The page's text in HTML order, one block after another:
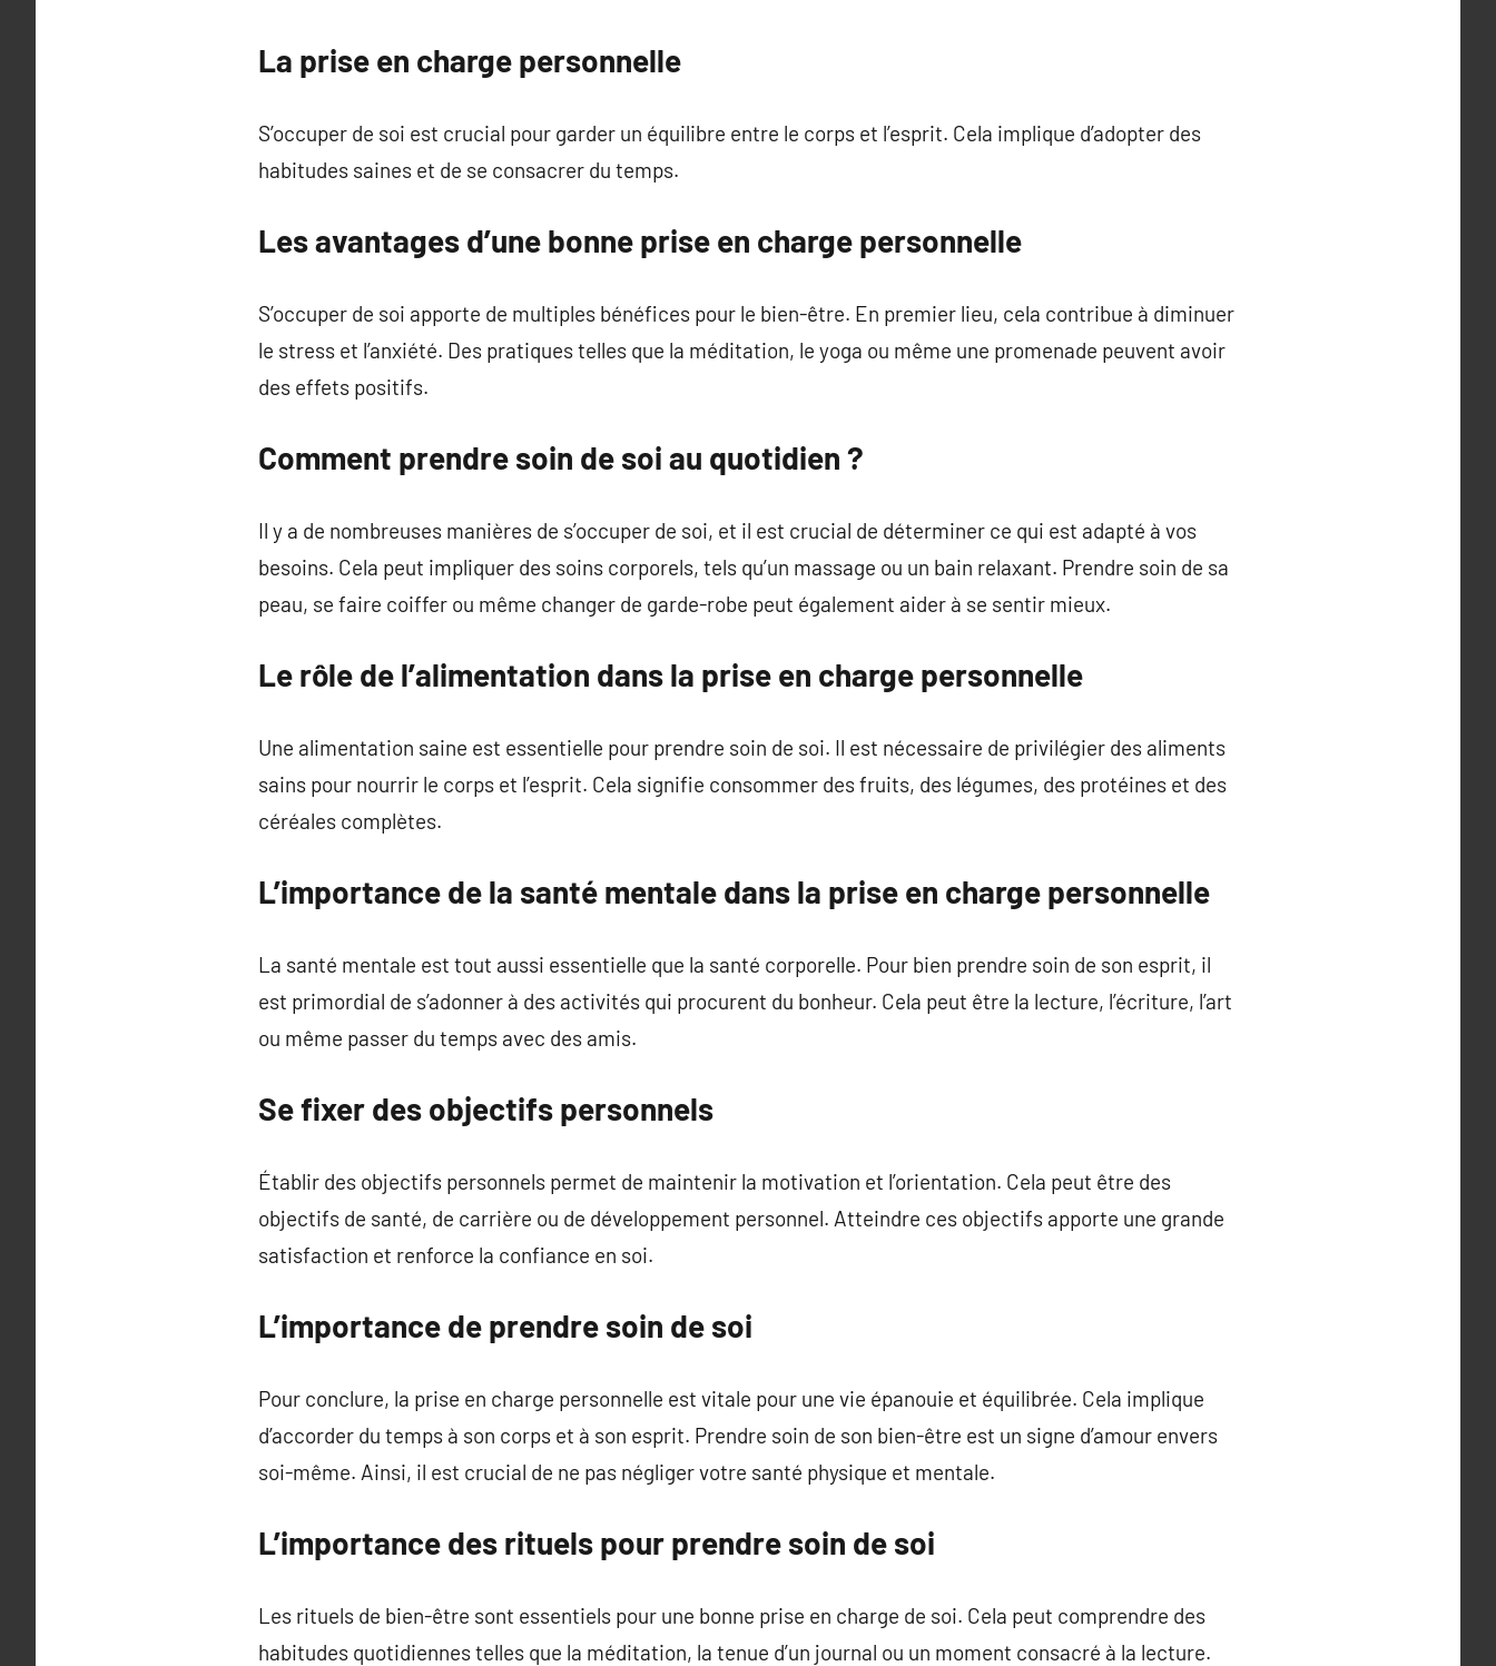
La prise en charge personnelle
S’occuper de soi est crucial pour garder un équilibre entre le corps et l’esprit. Cela implique d’adopter des
habitudes saines et de se consacrer du temps.
Les avantages d’une bonne prise en charge personnelle
S’occuper de soi apporte de multiples bénéfices pour le bien-être. En premier lieu, cela contribue à diminuer
le stress et l’anxiété. Des pratiques telles que la méditation, le yoga ou même une promenade peuvent avoir
des effets positifs.
Comment prendre soin de soi au quotidien ?
Il y a de nombreuses manières de s’occuper de soi, et il est crucial de déterminer ce qui est adapté à vos
besoins. Cela peut impliquer des soins corporels, tels qu’un massage ou un bain relaxant. Prendre soin de sa
peau, se faire coiffer ou même changer de garde-robe peut également aider à se sentir mieux.
Le rôle de l’alimentation dans la prise en charge personnelle
Une alimentation saine est essentielle pour prendre soin de soi. Il est nécessaire de privilégier des aliments
sains pour nourrir le corps et l’esprit. Cela signifie consommer des fruits, des légumes, des protéines et des
céréales complètes.
L’importance de la santé mentale dans la prise en charge personnelle
La santé mentale est tout aussi essentielle que la santé corporelle. Pour bien prendre soin de son esprit, il
est primordial de s’adonner à des activités qui procurent du bonheur. Cela peut être la lecture, l’écriture, l’art
ou même passer du temps avec des amis.
Se fixer des objectifs personnels
Établir des objectifs personnels permet de maintenir la motivation et l’orientation. Cela peut être des
objectifs de santé, de carrière ou de développement personnel. Atteindre ces objectifs apporte une grande
satisfaction et renforce la confiance en soi.
L’importance de prendre soin de soi
Pour conclure, la prise en charge personnelle est vitale pour une vie épanouie et équilibrée. Cela implique
d’accorder du temps à son corps et à son esprit. Prendre soin de son bien-être est un signe d’amour envers
soi-même. Ainsi, il est crucial de ne pas négliger votre santé physique et mentale.
L’importance des rituels pour prendre soin de soi
Les rituels de bien-être sont essentiels pour une bonne prise en charge de soi. Cela peut comprendre des
habitudes quotidiennes telles que la méditation, la tenue d’un journal ou un moment consacré à la lecture.